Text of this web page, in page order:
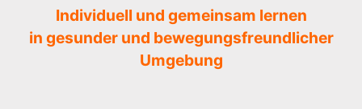
Individuell und gemeinsam lernen
in gesunder und bewegungsfreundlicher
Umgebung